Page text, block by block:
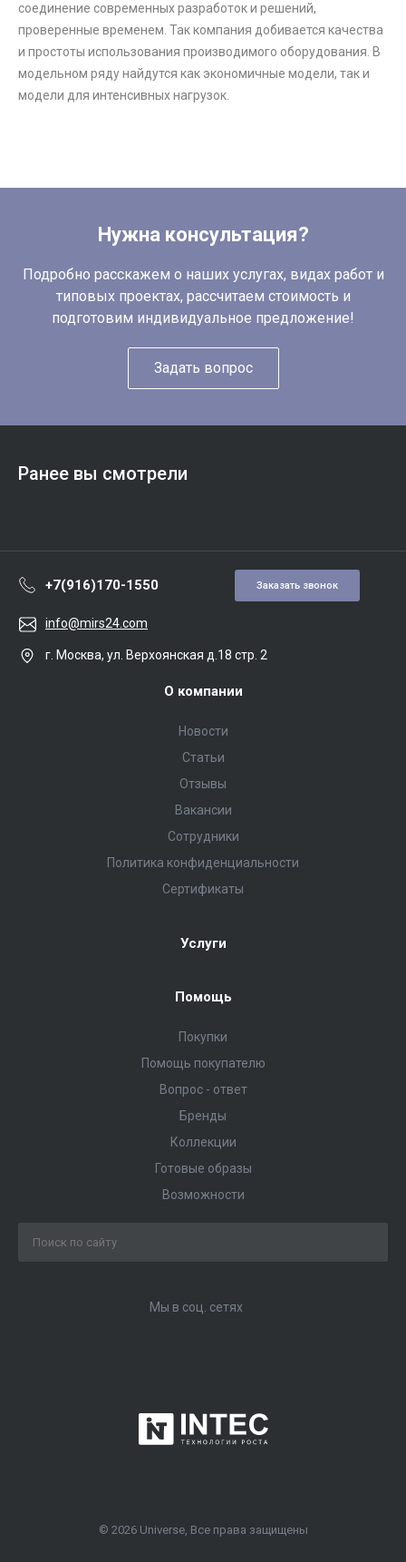
соединение современных разработок и решений,
проверенные временем. Так компания добивается качества
и простоты использования производимого оборудования. В
модельном ряду найдутся как экономичные модели, так и
модели для интенсивных нагрузок.
Нужна консультация?
Подробно расскажем о наших услугах, видах работ и
типовых проектах, рассчитаем стоимость и
подготовим индивидуальное предложение!
Задать вопрос
Ранее вы смотрели
+7(916)170-1550 Заказать звонок
info@mirs24.com
г. Москва, ул. Верхоянская д.18 стр. 2
О компании
Новости
Статьи
Отзывы
Вакансии
Сотрудники
Политика конфиденциальности
Сертификаты
Услуги
Помощь
Покупки
Помощь покупателю
Вопрос - ответ
Бренды
Коллекции
Готовые образы
Возможности
Мы в соц. сетях
© 2026 Universe, Все права защищены